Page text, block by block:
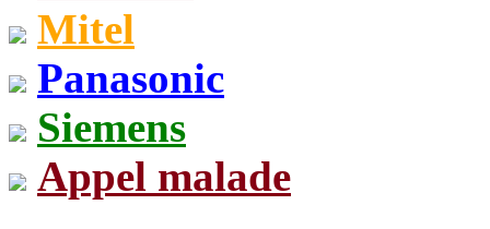
Mitel
Panasonic
Siemens
Appel malade